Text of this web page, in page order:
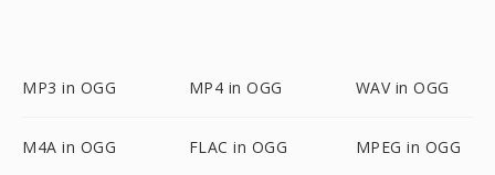
MP3 in OGG MP4 in OGG WAV in OGG
M4A in OGG FLAC in OGG MPEG in OGG